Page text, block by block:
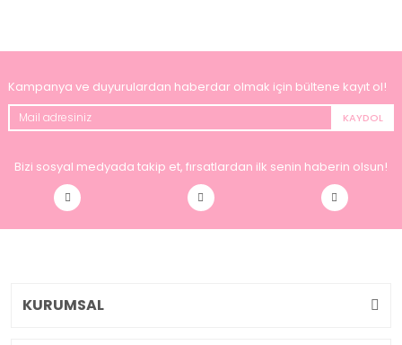
Kampanya ve duyurulardan haberdar olmak için bültene kayıt ol!
KAYDOL
Bizi sosyal medyada takip et, fırsatlardan ilk senin haberin olsun!
KURUMSAL